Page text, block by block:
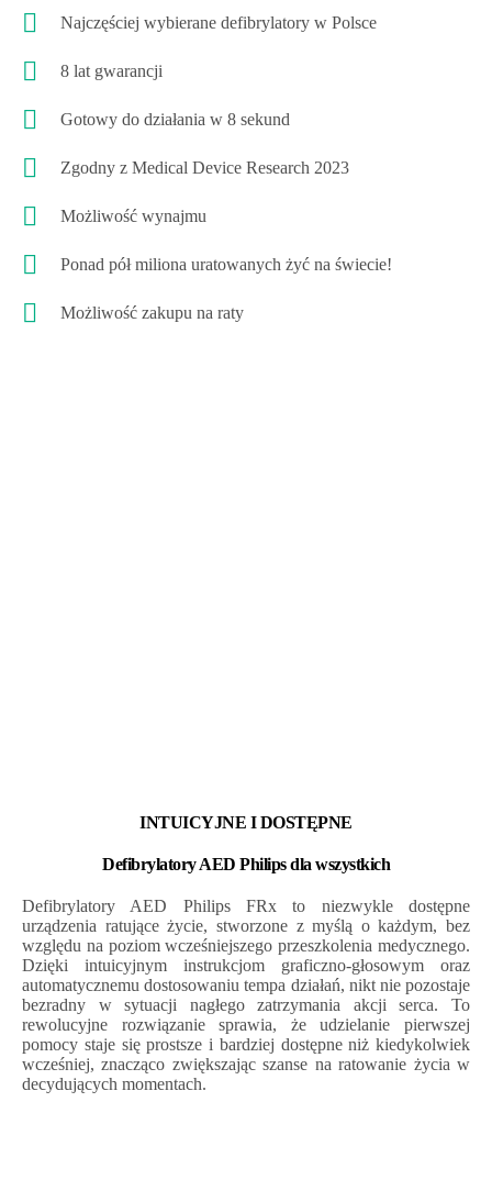
Najczęściej wybierane defibrylatory w Polsce
8 lat gwarancji
Gotowy do działania w 8 sekund
Zgodny z Medical Device Research 2023
Możliwość wynajmu
Ponad pół miliona uratowanych żyć na świecie!
Możliwość zakupu na raty
INTUICYJNE I DOSTĘPNE
Defibrylatory AED Philips dla wszystkich
Defibrylatory AED Philips FRx to niezwykle dostępne
urządzenia ratujące życie, stworzone z myślą o każdym, bez
względu na poziom wcześniejszego przeszkolenia medycznego.
Dzięki intuicyjnym instrukcjom graficzno-głosowym oraz
automatycznemu dostosowaniu tempa działań, nikt nie pozostaje
bezradny w sytuacji nagłego zatrzymania akcji serca. To
rewolucyjne rozwiązanie sprawia, że udzielanie pierwszej
pomocy staje się prostsze i bardziej dostępne niż kiedykolwiek
wcześniej, znacząco zwiększając szanse na ratowanie życia w
decydujących momentach.